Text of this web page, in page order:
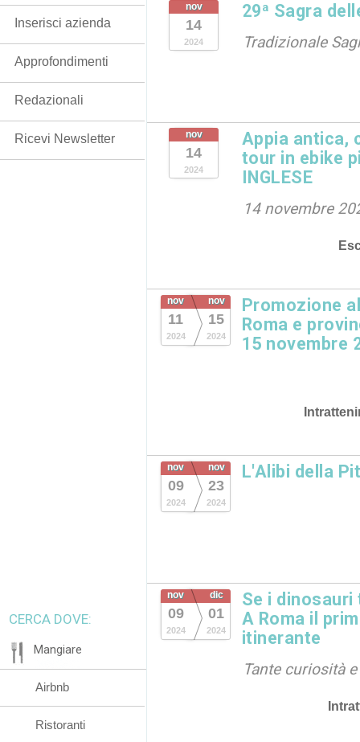
nov
14
2024
29ª Sagra
Tradizionale
nov
14
2024
Appia antica,
tour in ebike
INGLESE
14 novembre
nov
11
2024
nov
15
2024
Promozione
Roma e
15 novembre
nov
09
2024
nov
23
2024
L'Alibi della
nov
09
2024
dic
01
2024
Se i
A Roma il
itinerante
Tante curiosità
Inserisci azienda
Approfondimenti
Redazionali
Ricevi Newsletter
CERCA DOVE:
Mangiare
Airbnb
Ristoranti